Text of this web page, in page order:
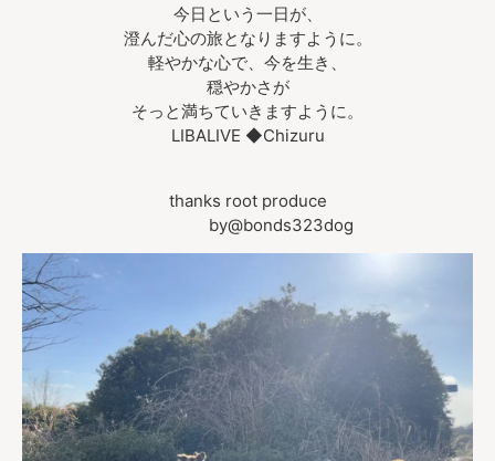
今日という一日が、
澄んだ心の旅となりますように。
軽やかな心で、今を生き、
穏やかさが
そっと満ちていきますように。
LIBALIVE ◆Chizuru
thanks root produce
by@bonds323dog